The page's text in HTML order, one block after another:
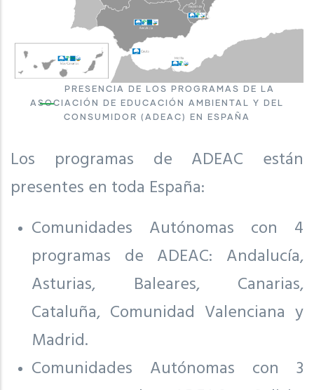
PRESENCIA DE LOS PROGRAMAS DE LA
ASOCIACIÓN DE EDUCACIÓN AMBIENTAL Y DEL
CONSUMIDOR (ADEAC) EN ESPAÑA
Los programas de ADEAC están
presentes en toda España:
Comunidades Autónomas con 4
programas de ADEAC: Andalucía,
Asturias, Baleares, Canarias,
Cataluña, Comunidad Valenciana y
Madrid.
Comunidades Autónomas con 3